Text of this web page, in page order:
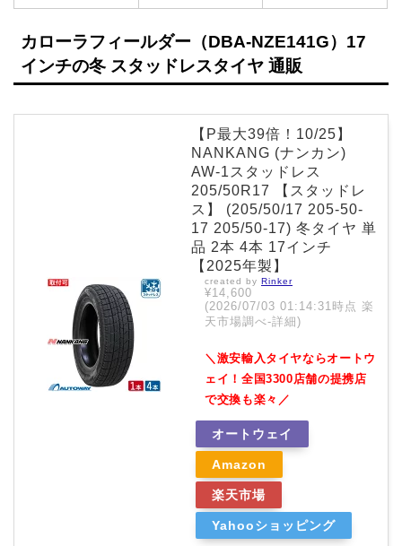
カローラフィールダー（DBA-NZE141G）17
インチの冬 スタッドレスタイヤ 通販
【P最大39倍！10/25】
NANKANG (ナンカン)
AW-1スタッドレス
205/50R17 【スタッドレ
ス】 (205/50/17 205-50-
17 205/50-17) 冬タイヤ 単
品 2本 4本 17インチ
【2025年製】
created by Rinker
¥14,600
(2026/07/03 01:14:31時点 楽
天市場調べ-詳細)
＼激安輸入タイヤならオートウ
ェイ！全国3300店舗の提携店
で交換も楽々／
オートウェイ
Amazon
楽天市場
Yahooショッピング